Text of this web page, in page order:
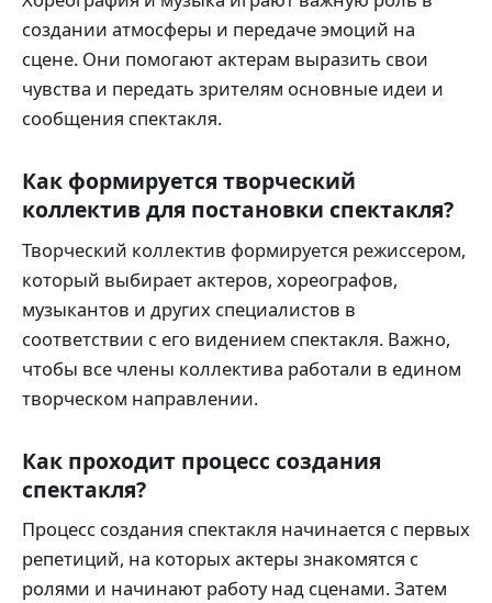
создании атмосферы и передаче эмоций на
сцене. Они помогают актерам выразить свои
чувства и передать зрителям основные идеи и
сообщения спектакля.
Как формируется творческий
коллектив для постановки спектакля?
Творческий коллектив формируется режиссером,
который выбирает актеров, хореографов,
музыкантов и других специалистов в
соответствии с его видением спектакля. Важно,
чтобы все члены коллектива работали в едином
творческом направлении.
Как проходит процесс создания
спектакля?
Процесс создания спектакля начинается с первых
репетиций, на которых актеры знакомятся с
ролями и начинают работу над сценами. Затем